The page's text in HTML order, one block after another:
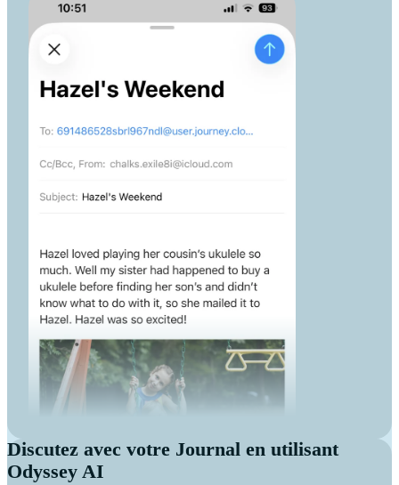
Discutez avec votre Journal en utilisant
Odyssey AI